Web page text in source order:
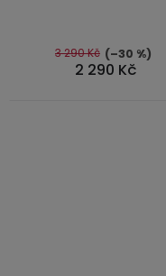
5
hvězdiček.
2 290 Kč
3 290 Kč (–30 %)